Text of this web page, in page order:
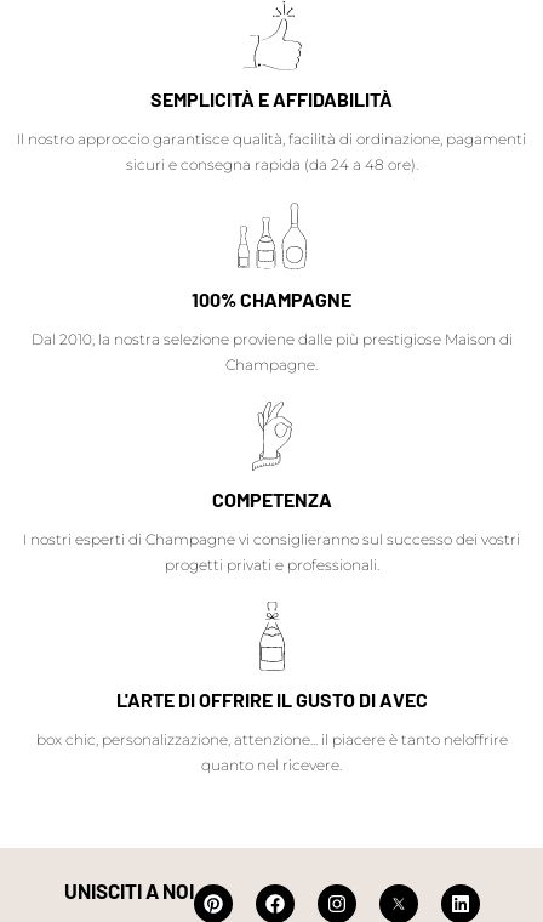
SEMPLICITÀ E AFFIDABILITÀ
Il nostro approccio garantisce qualità, facilità di ordinazione, pagamenti
sicuri e consegna rapida (da 24 a 48 ore).
100% CHAMPAGNE
Dal 2010, la nostra selezione proviene dalle più prestigiose Maison di
Champagne.
COMPETENZA
I nostri esperti di Champagne vi consiglieranno sul successo dei vostri
progetti privati e professionali.
L'ARTE DI OFFRIRE IL GUSTO DI AVEC
box chic, personalizzazione, attenzione... il piacere è tanto neloffrire
quanto nel ricevere.
UNISCITI A NOI